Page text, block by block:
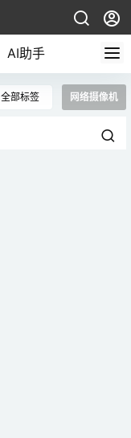
AI助手
全部标签 网络摄像机